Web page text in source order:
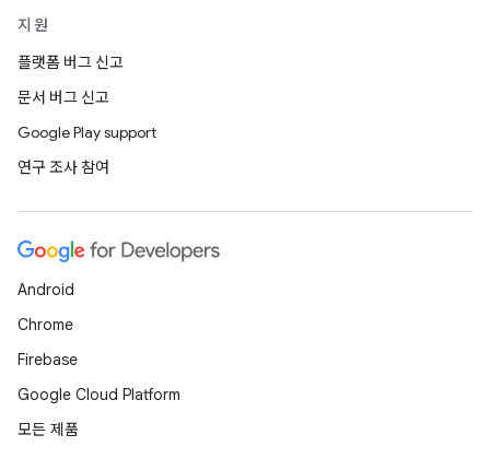
지원
플랫폼 버그 신고
문서 버그 신고
Google Play support
연구 조사 참여
Android
Chrome
Firebase
Google Cloud Platform
모든 제품